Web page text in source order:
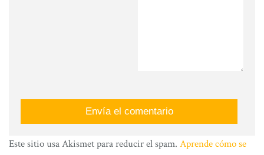
Este sitio usa Akismet para reducir el spam. Aprende cómo se